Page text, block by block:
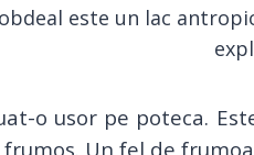
este un lac
o usor pe poteca.
Un fel de